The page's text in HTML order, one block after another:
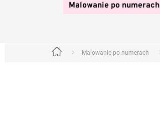
Malowanie po numerach
Home Malowanie po numerach